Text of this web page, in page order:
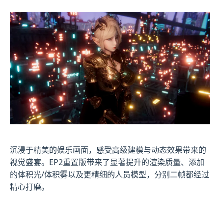
沉浸于精美的娱乐画面，感受高级建模与动态效果带来的
视觉盛宴。EP2重置版带来了显著提升的渲染质量、添加
的体积光/体积雾以及更精细的人员模型，分别二帧都经过
精心打磨。